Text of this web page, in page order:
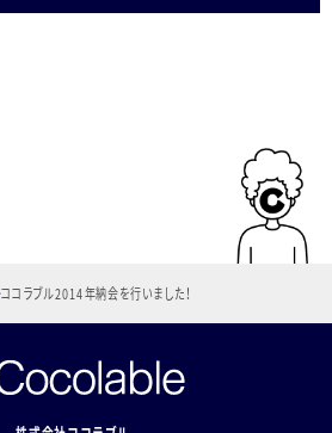
ココラブル2014年納会を行いました！